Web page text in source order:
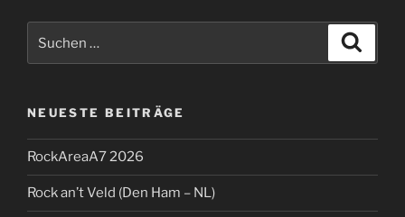
nach:
NEUESTE BEITRÄGE
RockAreaA7 2026
Rock an’t Veld (Den Ham – NL)